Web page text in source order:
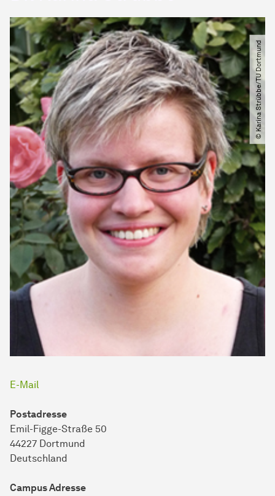
© Karina Strübbe​/​TU Dortmund
E-Mail
Postadresse
Emil-Figge-Straße 50
44227 Dort­mund
Deutsch­land
Campus Adresse